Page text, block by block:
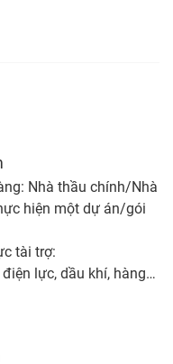
Nhà thầu chính/Nhà
hiện một dự án/gói
tài trợ:
lực, dầu khí, hàng
hình, giáo dục, y
vay, Phát hành bảo